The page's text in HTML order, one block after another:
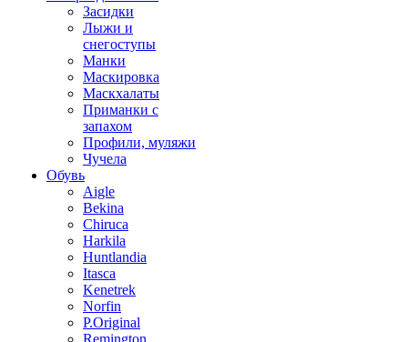
Засидки
Лыжи и
снегоступы
Манки
Маскировка
Маскхалаты
Приманки с
запахом
Профили, муляжи
Чучела
Обувь
Aigle
Bekina
Chiruсa
Harkila
Huntlandia
Itasca
Kenetrek
Norfin
P.Original
Remington